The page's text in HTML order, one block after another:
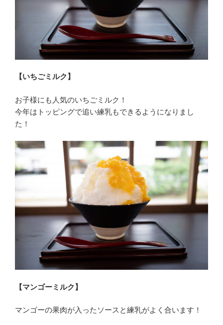
【いちごミルク】
お子様にも人気のいちごミルク！
今年はトッピングで追い練乳もできるようになりまし
た！
【マンゴーミルク】
マンゴーの果肉が入ったソースと練乳がよく合います！